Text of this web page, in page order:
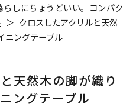
らしにちょうどいい。コンパク
クロスしたアクリルと天然
ニングテーブル
天然木の脚が織り
ングテーブル